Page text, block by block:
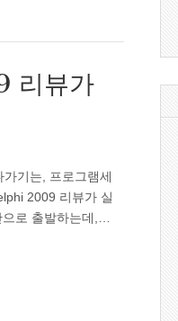
리뷰가
기는, 프로그램세
2009 리뷰가 실
로 출발하는데,…